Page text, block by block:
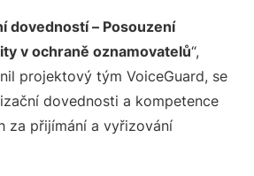
dovedností – Posouzení
v ochraně oznamovatelů“,
projektový tým VoiceGuard, se
dovednosti a kompetence
za přijímání a vyřizování